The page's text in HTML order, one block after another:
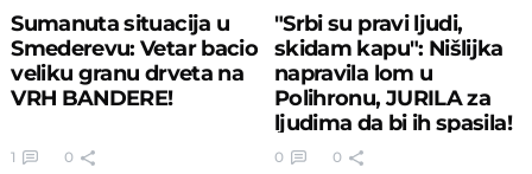
Sumanuta situacija u
Smederevu: Vetar bacio
veliku granu drveta na
VRH BANDERE!
1 0
"Srbi su pravi ljudi,
skidam kapu": Nišlijka
napravila lom u
Polihronu, JURILA za
ljudima da bi ih spasila!
0 0